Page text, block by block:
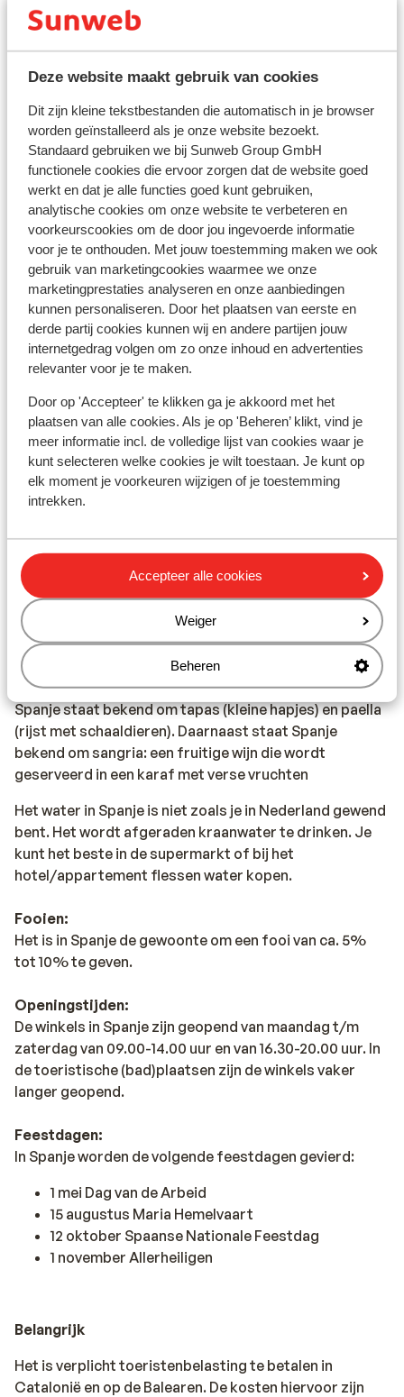
Deze website maakt gebruik van cookies
Dit zijn kleine tekstbestanden die automatisch in je browser
worden geïnstalleerd als je onze website bezoekt.
Standaard gebruiken we bij Sunweb Group GmbH
functionele cookies die ervoor zorgen dat de website goed
werkt en dat je alle functies goed kunt gebruiken,
analytische cookies om onze website te verbeteren en
voorkeurscookies om de door jou ingevoerde informatie
voor je te onthouden. Met jouw toestemming maken we ook
gebruik van marketingcookies waarmee we onze
marketingprestaties analyseren en onze aanbiedingen
kunnen personaliseren. Door het plaatsen van eerste en
derde partij cookies kunnen wij en andere partijen jouw
internetgedrag volgen om zo onze inhoud en advertenties
relevanter voor je te maken.
Door op 'Accepteer' te klikken ga je akkoord met het
plaatsen van alle cookies. Als je op 'Beheren’ klikt, vind je
meer informatie incl. de volledige lijst van cookies waar je
kunt selecteren welke cookies je wilt toestaan. Je kunt op
elk moment je voorkeuren wijzigen of je toestemming
intrekken.
Accepteer alle cookies
Weiger
Beheren
Het voltage is net als in Nederland 220 volt. Het
stopcontact is soms wel anders van vorm. In dat geval
kun je een tussenstekker in de supermarkt kopen.
Reisdocumenten:
Je dient in het bezit te zijn van een geldig paspoort of
een geldig identiteitsbewijs.
Heb je niet de Nederlandse nationaliteit, dan is het
belangrijk om na te vragen of er andere regels van
toepassing zijn. Dit vraag je na bij de ambassade van
het land waar je heen wilt en de landen waar je doorheen
reist.
Let op!
VoorSpanjegeldt:
In iedere reservering dient er minimaal 1 persoon 18 jaar
of ouder te zijn.
Het reizen met de juiste documenten is jouw eigen
verantwoordelijkheid. Sunweb kan hiervoor niet
aansprakelijk worden gesteld.
Vaccinatie:
andere gegevens over gezondheid en reizen kijk je op
de site van LCR: https://www.lcr.nl/.
Alarmnummer:
Het alarmnummer in Spanje voor de politie, ambulance
en brandweer is 112.
Eten & drinken:
Spanje staat bekend om tapas (kleine hapjes) en paella
(rijst met schaaldieren). Daarnaast staat Spanje
bekend om sangria: een fruitige wijn die wordt
geserveerd in een karaf met verse vruchten
Het water in Spanje is niet zoals je in Nederland gewend
bent. Het wordt afgeraden kraanwater te drinken. Je
kunt het beste in de supermarkt of bij het
hotel/appartement flessen water kopen.
Fooien:
Het is in Spanje de gewoonte om een fooi van ca. 5%
tot 10% te geven.
Openingstijden:
De winkels in Spanje zijn geopend van maandag t/m
zaterdag van 09.00-14.00 uur en van 16.30-20.00 uur. In
de toeristische (bad)plaatsen zijn de winkels vaker
langer geopend.
Feestdagen:
In Spanje worden de volgende feestdagen gevierd:
1 mei Dag van de Arbeid
15 augustus Maria Hemelvaart
12 oktober Spaanse Nationale Feestdag
1 november Allerheiligen
Belangrijk
Het is verplicht toeristenbelasting te betalen in
Catalonië en op de Balearen. De kosten hiervoor zijn